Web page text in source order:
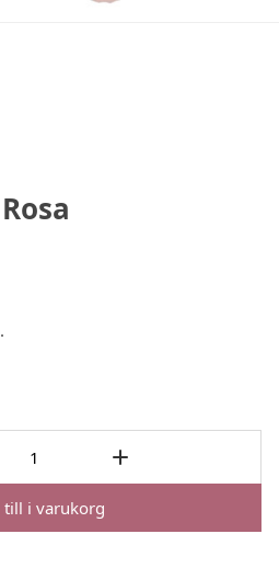
till i varukorg